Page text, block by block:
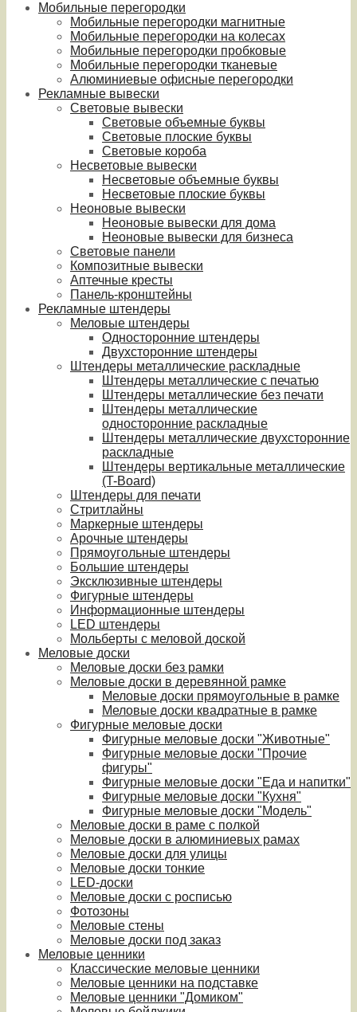
Мобильные перегородки
Мобильные перегородки магнитные
Мобильные перегородки на колесах
Мобильные перегородки пробковые
Мобильные перегородки тканевые
Алюминиевые офисные перегородки
Рекламные вывески
Световые вывески
Световые объемные буквы
Световые плоские буквы
Световые короба
Несветовые вывески
Несветовые объемные буквы
Несветовые плоские буквы
Неоновые вывески
Неоновые вывески для дома
Неоновые вывески для бизнеса
Световые панели
Композитные вывески
Аптечные кресты
Панель-кронштейны
Рекламные штендеры
Меловые штендеры
Односторонние штендеры
Двухсторонние штендеры
Штендеры металлические раскладные
Штендеры металлические с печатью
Штендеры металлические без печати
Штендеры металлические
односторонние раскладные
Штендеры металлические двухсторонние
раскладные
Штендеры вертикальные металлические
(T-Board)
Штендеры для печати
Стритлайны
Маркерные штендеры
Арочные штендеры
Прямоугольные штендеры
Большие штендеры
Эксклюзивные штендеры
Фигурные штендеры
Информационные штендеры
LED штендеры
Мольберты с меловой доской
Меловые доски
Меловые доски без рамки
Меловые доски в деревянной рамке
Меловые доски прямоугольные в рамке
Меловые доски квадратные в рамке
Фигурные меловые доски
Фигурные меловые доски "Животные"
Фигурные меловые доски "Прочие
фигуры"
Фигурные меловые доски "Еда и напитки"
Фигурные меловые доски "Кухня"
Фигурные меловые доски "Модель"
Меловые доски в раме с полкой
Меловые доски в алюминиевых рамах
Меловые доски для улицы
Меловые доски тонкие
LED-доски
Меловые доски с росписью
Фотозоны
Меловые стены
Меловые доски под заказ
Меловые ценники
Классические меловые ценники
Меловые ценники на подставке
Меловые ценники "Домиком"